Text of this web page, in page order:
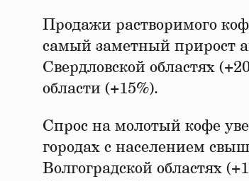
Продажи растворимого
самый заметный прирост
Свердловской областях
области (+15%).
Спрос на молотый кофе
городах с населением
Волгоградской областях